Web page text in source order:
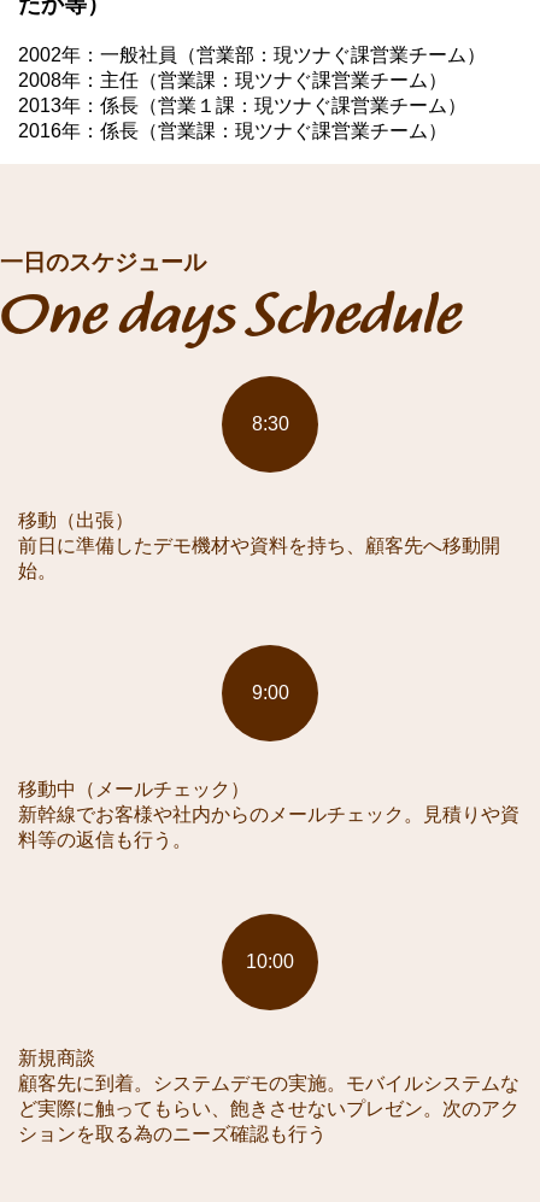
2002年：一般社員（営業部：現ツナぐ課営業チーム）
2008年：主任（営業課：現ツナぐ課営業チーム）
2013年：係長（営業１課：現ツナぐ課営業チーム）
2016年：係長（営業課：現ツナぐ課営業チーム）
一日のスケジュール
One days Schedule
8:30
移動（出張）
前日に準備したデモ機材や資料を持ち、顧客先へ移動開
始。
9:00
移動中（メールチェック）
新幹線でお客様や社内からのメールチェック。見積りや資
料等の返信も行う。
10:00
新規商談
顧客先に到着。システムデモの実施。モバイルシステムな
ど実際に触ってもらい、飽きさせないプレゼン。次のアク
ションを取る為のニーズ確認も行う